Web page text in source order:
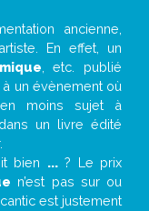
ancienne,
En effet, un
, etc. publié
un évènement où
moins sujet à
un livre édité
bien ...? Le prix
n’est pas sur ou
est justement